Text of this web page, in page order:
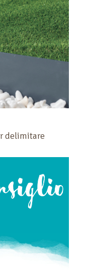
delimitare